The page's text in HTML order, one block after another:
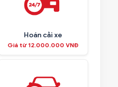
Hoán cải xe
Giá từ 12.000.000 VNĐ